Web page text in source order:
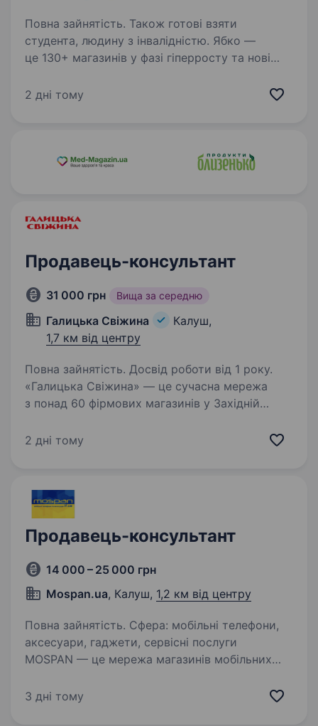
Повна зайнятість. Також готові взяти
студента, людину з інвалідністю. Ябко —
це 130+ магазинів у фазі гіперросту та нові
Так-так, ми пропонуємо захопливу подорож
2 дні тому
Продавець-консультант
31 000 грн Вища за середню
Галицька Свіжина
Калуш,
1,7 км від центру
Повна зайнятість. Досвід роботи від 1 року.
«Галицька Свіжина» — це сучасна мережа
з понад 60 фірмових магазинів у Західній
комфорт у кожному магазині, адже важливо,
2 дні тому
Продавець-консультант
14 000 – 25 000 грн
Mospan.ua, Калуш, 1,2 км від центру
Повна зайнятість. Сфера: мобільні телефони,
аксесуари, гаджети, сервісні послуги
MOSPAN — це мережа магазинів мобільних
Ми допомагаємо клієнтам підібрати смартфон,
3 дні тому